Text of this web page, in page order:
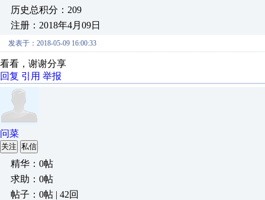
历史总积分：209
注册：2018年4月09日
发表于：2018-05-09 16:00:33
看看，谢谢分享
回复 引用 举报
问菜
关注 私信
精华：0帖
求助：0帖
帖子：0帖 | 42回